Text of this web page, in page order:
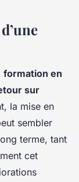
formation en
sur
la mise en
sembler
terme, tant
cet